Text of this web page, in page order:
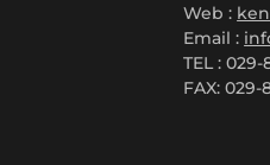
Web :
Email :
TEL :
FAX: 029-